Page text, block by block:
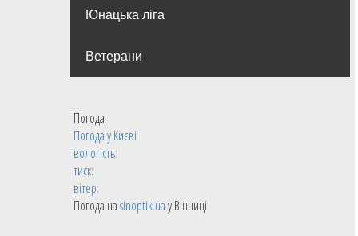
Юнацька ліга
Ветерани
Погода
Погода уКиєві
вологість:
тиск:
вітер:
Погода наsinoptik.uaу Вінниці